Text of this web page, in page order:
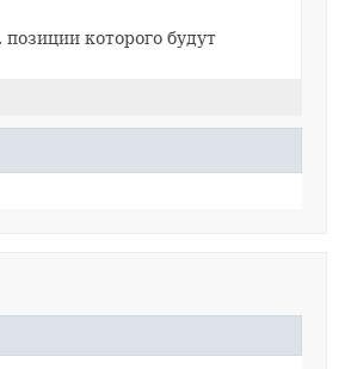
которого будут